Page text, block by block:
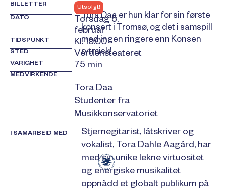
BILLETTER
Utsolgt!
DATO
Torsdag 5.
februar
TIDSPUNKT Kl. 19.00
STED Verdensteateret
VARIGHET 75 min
MEDVIRKENDE
Tora Daa
Studenter fra
Musikkonservatoriet
I SAMARBEID MED
Tora Daa er hun klar for sin første
konsert i Tromsø, og det i samspill
med ingen ringere enn Konsen
rytmisk!
Stjernegitarist, låtskriver og
vokalist, Tora Dahle Aagård, har
med sin unike lekne virtuositet
og energiske musikalitet
oppnådd et globalt publikum på